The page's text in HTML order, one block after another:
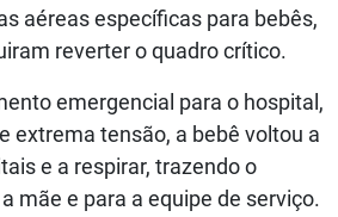
aéreas específicas para bebês,
reverter o quadro crítico.
emergencial para o hospital,
extrema tensão, a bebê voltou a
e a respirar, trazendo o
mãe e para a equipe de serviço.